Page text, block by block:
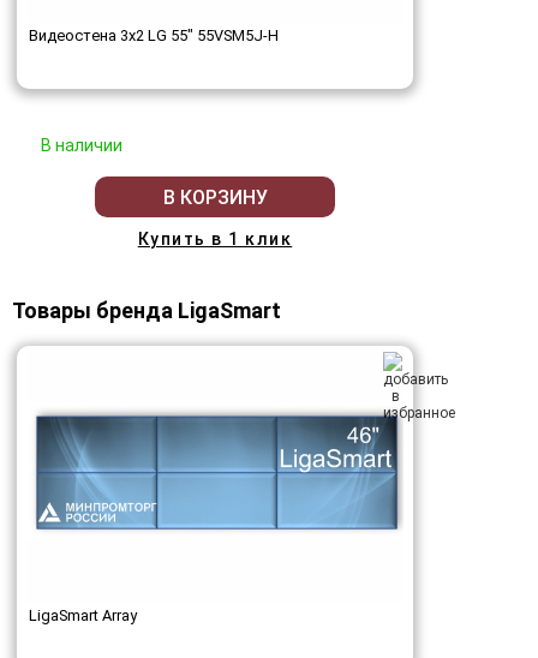
Видеостена 3x2 LG 55" 55VSM5J-H
В наличии
В КОРЗИНУ
Купить в 1 клик
Товары бренда LigaSmart
LigaSmart Array